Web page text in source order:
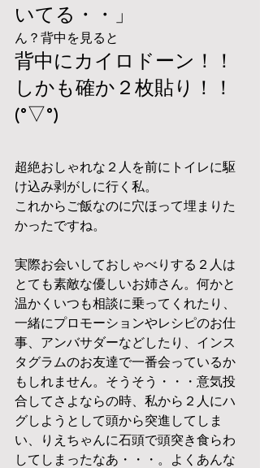
いてる・・」
ん？背中を見ると
背中にカイロドーン！！
しかも確か２枚貼り！！
(°▽°)
超絶おしゃれな２人を前にトイレに駆
け込み剥がしに行く私。
これからご飯なのに穴ほって埋まりた
かったですね。
実際お会いしておしゃべりする２人は
とても素敵な優しいお姉さん。何かと
温かくいつも相談に乗ってくれたり、
一緒にプロモーションやレシピのお仕
事、アンバサダーなどしたり、インス
タグラムのお友達で一番会っているか
もしれません。そうそう・・・意気投
合してさよならの時、私から２人にハ
グしようとして頭から突進してしま
い、りえちゃんに石頭で頭突き食らわ
してしまったなあ・・・。よくあんな